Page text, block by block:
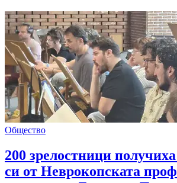
Общество
200 зрелостници
си от Неврокопската